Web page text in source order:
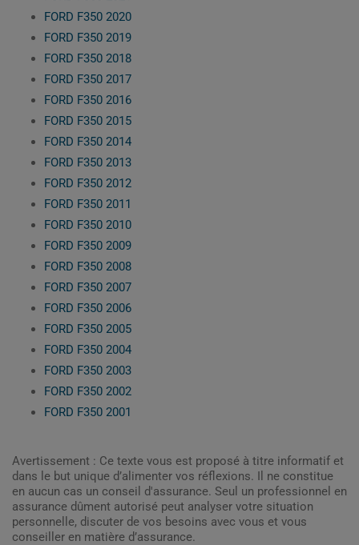
FORD F350 2020
FORD F350 2019
FORD F350 2018
FORD F350 2017
FORD F350 2016
FORD F350 2015
FORD F350 2014
FORD F350 2013
FORD F350 2012
FORD F350 2011
FORD F350 2010
FORD F350 2009
FORD F350 2008
FORD F350 2007
FORD F350 2006
FORD F350 2005
FORD F350 2004
FORD F350 2003
FORD F350 2002
FORD F350 2001
Avertissement : Ce texte vous est proposé à titre informatif et
dans le but unique d’alimenter vos réflexions. Il ne constitue
en aucun cas un conseil d'assurance. Seul un professionnel en
assurance dûment autorisé peut analyser votre situation
personnelle, discuter de vos besoins avec vous et vous
conseiller en matière d’assurance.